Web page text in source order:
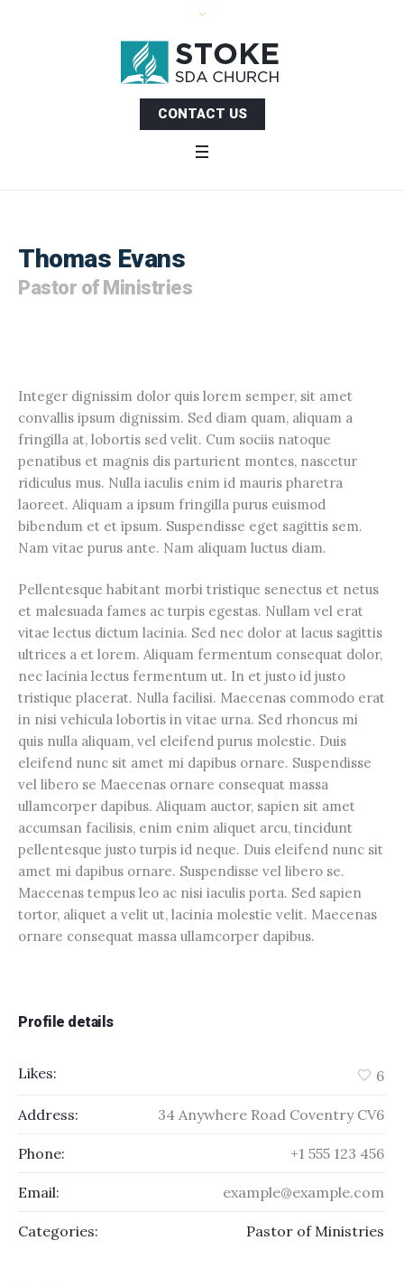
CONTACT US
Thomas Evans
Pastor of Ministries
Integer dignissim dolor quis lorem semper, sit amet
convallis ipsum dignissim. Sed diam quam, aliquam a
fringilla at, lobortis sed velit. Cum sociis natoque
penatibus et magnis dis parturient montes, nascetur
ridiculus mus. Nulla iaculis enim id mauris pharetra
laoreet. Aliquam a ipsum fringilla purus euismod
bibendum et et ipsum. Suspendisse eget sagittis sem.
Nam vitae purus ante. Nam aliquam luctus diam.
Pellentesque habitant morbi tristique senectus et netus
et malesuada fames ac turpis egestas. Nullam vel erat
vitae lectus dictum lacinia. Sed nec dolor at lacus sagittis
ultrices a et lorem. Aliquam fermentum consequat dolor,
nec lacinia lectus fermentum ut. In et justo id justo
tristique placerat. Nulla facilisi. Maecenas commodo erat
in nisi vehicula lobortis in vitae urna. Sed rhoncus mi
quis nulla aliquam, vel eleifend purus molestie. Duis
eleifend nunc sit amet mi dapibus ornare. Suspendisse
vel libero se Maecenas ornare consequat massa
ullamcorper dapibus. Aliquam auctor, sapien sit amet
accumsan facilisis, enim enim aliquet arcu, tincidunt
pellentesque justo turpis id neque. Duis eleifend nunc sit
amet mi dapibus ornare. Suspendisse vel libero se.
Maecenas tempus leo ac nisi iaculis porta. Sed sapien
tortor, aliquet a velit ut, lacinia molestie velit. Maecenas
ornare consequat massa ullamcorper dapibus.
Profile details
Likes: 6
Address: 34 Anywhere Road Coventry CV6
Phone: +1 555 123 456
Email: example@example.com
Categories: Pastor of Ministries